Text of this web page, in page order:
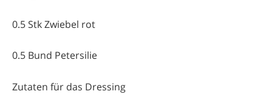
0.5 Stk Zwiebel rot
0.5 Bund Petersilie
Zutaten für das Dressing